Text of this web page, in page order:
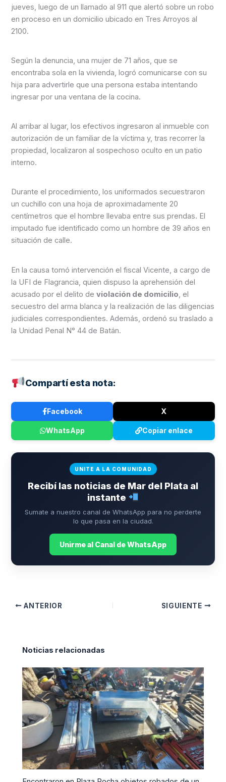
jueves, luego de un llamado al 911 que alertó sobre un robo
en proceso en un domicilio ubicado en Tres Arroyos al
2100.
Según la denuncia, una mujer de 71 años, que se
encontraba sola en la vivienda, logró comunicarse con su
hija para advertirle que una persona estaba intentando
ingresar por una ventana de la cocina.
Al arribar al lugar, los efectivos ingresaron al inmueble con
autorización de un familiar de la víctima y, tras recorrer la
propiedad, localizaron al sospechoso oculto en un patio
interno.
Durante el procedimiento, los uniformados secuestraron
un cuchillo con una hoja de aproximadamente 20
centímetros que el hombre llevaba entre sus prendas. El
imputado fue identificado como un hombre de 39 años en
situación de calle.
En la causa tomó intervención el fiscal Vicente, a cargo de
la UFI de Flagrancia, quien dispuso la aprehensión del
acusado por el delito deviolación de domicilio, el
secuestro del arma blanca y la realización de las diligencias
judiciales correspondientes. Además, ordenó su traslado a
la Unidad Penal N° 44 de Batán.
Compartí esta nota:
Facebook X
WhatsApp Copiar enlace
UNITE A LA COMUNIDAD
Recibí las noticias de Mar del Plata al
instante
Sumate a nuestro canal de WhatsApp para no perderte
lo que pasa en la ciudad.
Unirme al Canal de WhatsApp
ANTERIOR SIGUIENTE
Noticias relacionadas